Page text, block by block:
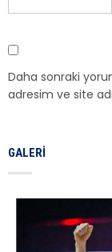
Daha sonraki
adresim ve site
GALERI